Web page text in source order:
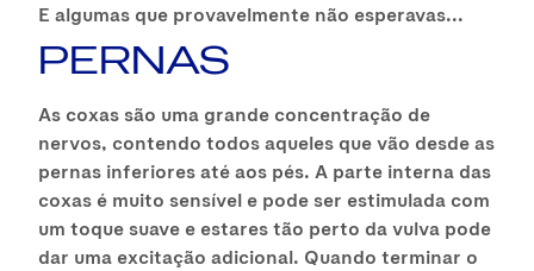
E algumas que provavelmente não esperavas...
PERNAS
As coxas são uma grande concentração de
nervos, contendo todos aqueles que vão desde as
pernas inferiores até aos pés. A parte interna das
coxas é muito sensível e pode ser estimulada com
um toque suave e estares tão perto da vulva pode
dar uma excitação adicional. Quando terminar o